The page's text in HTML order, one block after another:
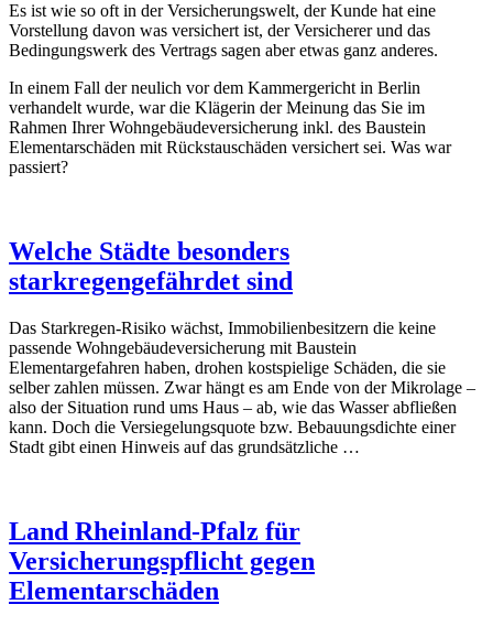
Es ist wie so oft in der Versicherungswelt, der Kunde hat eine
Vorstellung davon was versichert ist, der Versicherer und das
Bedingungswerk des Vertrags sagen aber etwas ganz anderes.
In einem Fall der neulich vor dem Kammergericht in Berlin
verhandelt wurde, war die Klägerin der Meinung das Sie im
Rahmen Ihrer Wohngebäudeversicherung inkl. des Baustein
Elementarschäden mit Rückstauschäden versichert sei. Was war
passiert?
Welche Städte besonders
starkregengefährdet sind
Das Starkregen-Risiko wächst, Immobilienbesitzern die keine
passende Wohngebäudeversicherung mit Baustein
Elementargefahren haben, drohen kostspielige Schäden, die sie
selber zahlen müssen. Zwar hängt es am Ende von der Mikrolage –
also der Situation rund ums Haus – ab, wie das Wasser abfließen
kann. Doch die Versiegelungsquote bzw. Bebauungsdichte einer
Stadt gibt einen Hinweis auf das grundsätzliche …
Land Rheinland-Pfalz für
Versicherungspflicht gegen
Elementarschäden